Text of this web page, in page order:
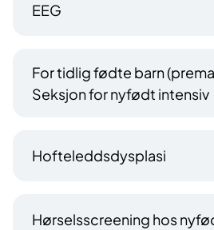
EEG
For tidlig fødte barn
Seksjon for nyfødt intensiv
Hofteleddsdysplasi
Hørselsscreening hos